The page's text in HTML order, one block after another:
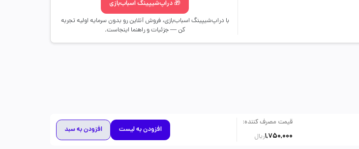
🎁 دراپ‌شیپینگ اسباب‌بازی
با دراپ‌شیپینگ اسباب‌بازی، فروش آنلاین رو بدون سرمایه اولیه تجربه
کن — جزئیات و راهنما اینجاست.
قیمت مصرف کننده:
1,750,000ریال
افزودن به لیست افزودن به سبد